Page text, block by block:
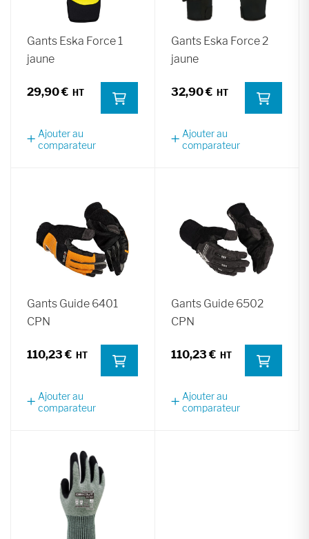
Gants Eska Force 1
jaune
29,90 €
Ajouter au
comparateur
Gants Eska Force 2
jaune
32,90 €
Ajouter au
comparateur
Gants Guide 6401
CPN
110,23 €
Ajouter au
comparateur
Gants Guide 6502
CPN
110,23 €
Ajouter au
comparateur